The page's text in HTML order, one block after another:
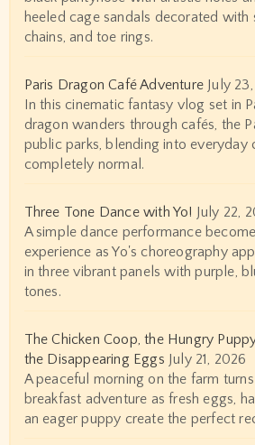
heeled cage sandals decorated with
chains, and toe rings.
Paris Dragon Café Adventure July
In this cinematic fantasy vlog set in
dragon wanders through cafés, the
public parks, blending into everyday
completely normal.
Three Tone Dance with Yo! July 22,
A simple dance performance
experience as Yo's choreography
in three vibrant panels with purple,
tones.
The Chicken Coop, the Hungry
the Disappearing Eggs July 21, 2026
A peaceful morning on the farm
breakfast adventure as fresh eggs,
an eager puppy create the perfect